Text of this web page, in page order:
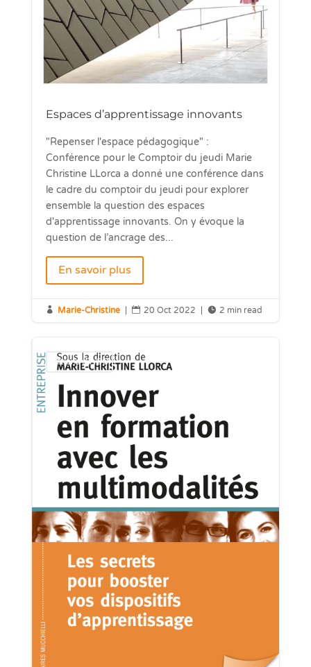
Espaces d’apprentissage innovants
"Repenser l'espace pédagogique" :
Conférence pour le Comptoir du jeudi Marie
Christine LLorca a donné une conférence dans
le cadre du comptoir du jeudi pour explorer
ensemble la question des espaces
d'apprentissage innovants. On y évoque la
question de l’ancrage des...
En savoir plus
 Marie-Christine |  20 Oct 2022 |  2 min read
Actions d'AGO